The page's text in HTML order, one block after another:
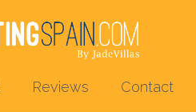
Reviews Contact